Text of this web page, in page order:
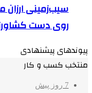
سیب‌زمینی
روی دست کشاورز
پیوندهای پیشنهادی
منتخب کسب و کار
7 روز پیش